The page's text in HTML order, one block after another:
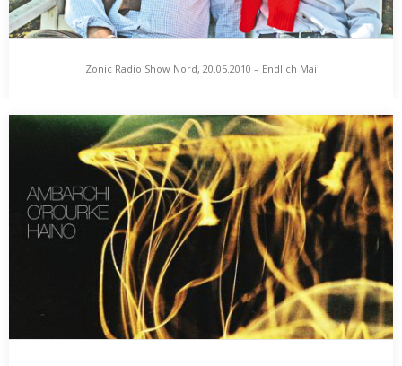
Zonic Radio Show Nord, 20.05.2010 – Endlich Mai
„Endlich Mai. Das milde Grün erfrischt mir meine Auuugen. Ein
schriller Schrei. Der Sommer kommt. Nun…
Zonic Radio Show Nord, 20.05.2010 – Endlich Mai